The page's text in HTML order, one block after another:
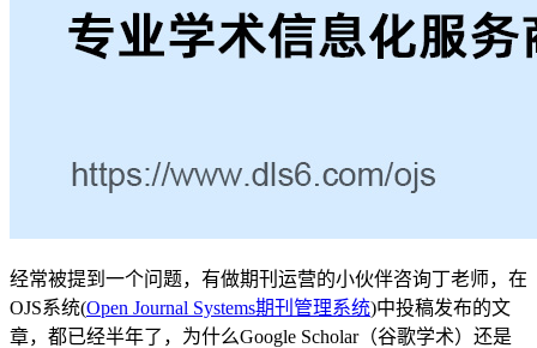
经常被提到一个问题，有做期刊运营的小伙伴咨询丁老师，在
OJS系统(Open Journal Systems期刊管理系统)中投稿发布的文
章，都已经半年了，为什么Google Scholar（谷歌学术）还是